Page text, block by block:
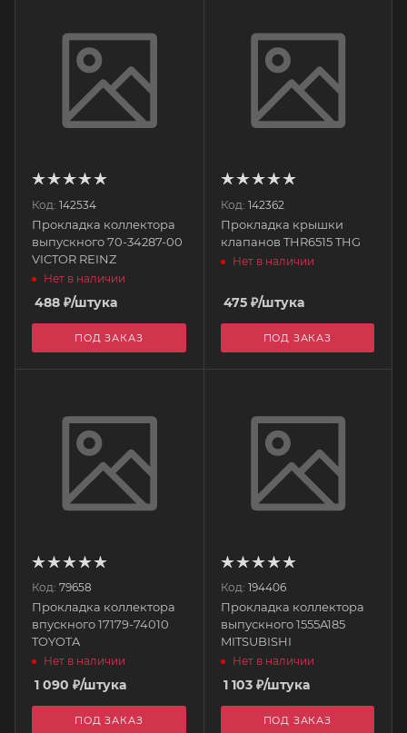
Код: 142534
Прокладка коллектора
выпускного 70-34287-00
VICTOR REINZ
Нет в наличии
488 ₽/штука
ПОД ЗАКАЗ
Код: 142362
Прокладка крышки
клапанов THR6515 THG
Нет в наличии
475₽/штука
ПОД ЗАКАЗ
Код: 79658
Прокладка коллектора
впускного 17179-74010
TOYOTA
Нет в наличии
1 090 ₽/штука
ПОД ЗАКАЗ
Код: 194406
Прокладка коллектора
выпускного 1555A185
MITSUBISHI
Нет в наличии
1 103₽/штука
ПОД ЗАКАЗ